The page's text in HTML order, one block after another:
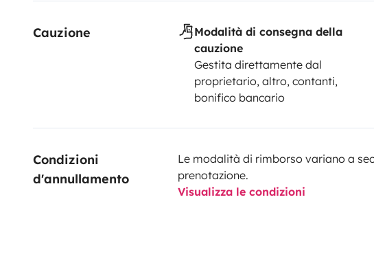
Cauzione
Modalità di consegna della
cauzione
Gestita direttamente dal
proprietario, altro, contanti,
bonifico bancario
Condizioni
d'annullamento
Le modalità di rimborso variano a
prenotazione.
Visualizza le condizioni